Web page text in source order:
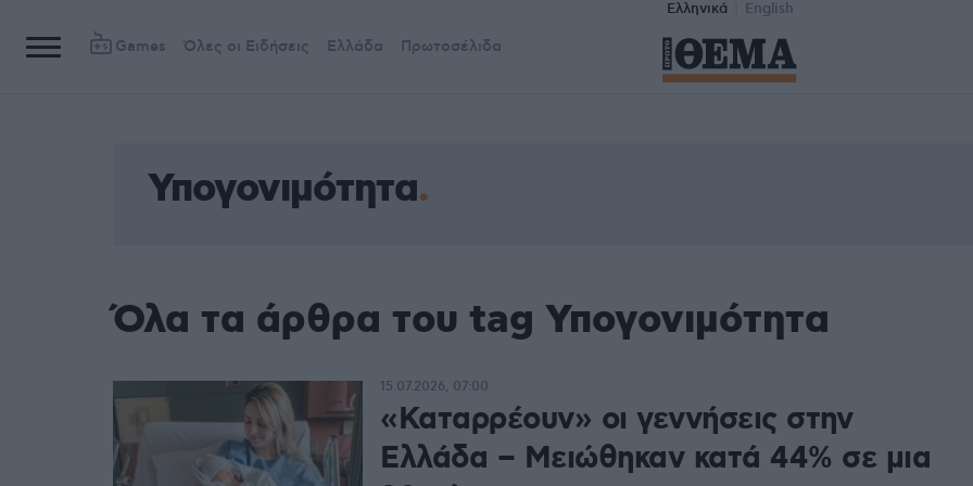
Ελληνικά English
Games Όλες οι Ειδήσεις Ελλάδα Πρωτοσέλιδα
Υπογονιμότητα
Όλα τα άρθρα του tag Υπογονιμότητα
«Καταρρέουν» οι γεννήσεις στην
Ελλάδα – Μειώθηκαν κατά 44% σε μια
15.07.2026, 07:00